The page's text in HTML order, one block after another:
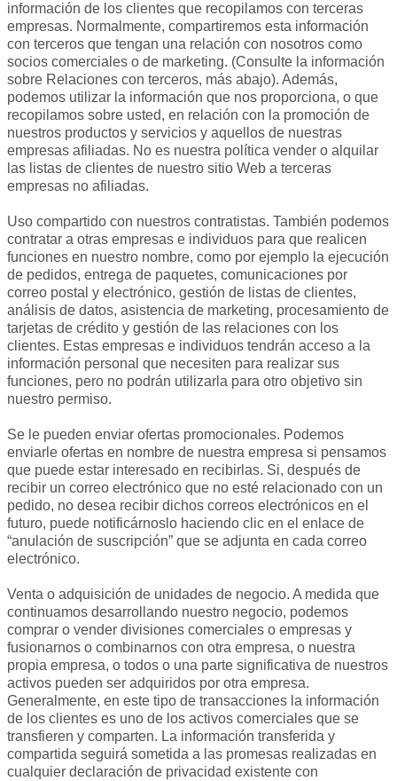
información de los clientes que recopilamos con terceras
empresas. Normalmente, compartiremos esta información
con terceros que tengan una relación con nosotros como
socios comerciales o de marketing. (Consulte la información
sobre Relaciones con terceros, más abajo). Además,
podemos utilizar la información que nos proporciona, o que
recopilamos sobre usted, en relación con la promoción de
nuestros productos y servicios y aquellos de nuestras
empresas afiliadas. No es nuestra política vender o alquilar
las listas de clientes de nuestro sitio Web a terceras
empresas no afiliadas.
Uso compartido con nuestros contratistas. También podemos
contratar a otras empresas e individuos para que realicen
funciones en nuestro nombre, como por ejemplo la ejecución
de pedidos, entrega de paquetes, comunicaciones por
correo postal y electrónico, gestión de listas de clientes,
análisis de datos, asistencia de marketing, procesamiento de
tarjetas de crédito y gestión de las relaciones con los
clientes. Estas empresas e individuos tendrán acceso a la
información personal que necesiten para realizar sus
funciones, pero no podrán utilizarla para otro objetivo sin
nuestro permiso.
Se le pueden enviar ofertas promocionales. Podemos
enviarle ofertas en nombre de nuestra empresa si pensamos
que puede estar interesado en recibirlas. Si, después de
recibir un correo electrónico que no esté relacionado con un
pedido, no desea recibir dichos correos electrónicos en el
futuro, puede notificárnoslo haciendo clic en el enlace de
“anulación de suscripción” que se adjunta en cada correo
electrónico.
Venta o adquisición de unidades de negocio. A medida que
continuamos desarrollando nuestro negocio, podemos
comprar o vender divisiones comerciales o empresas y
fusionarnos o combinarnos con otra empresa, o nuestra
propia empresa, o todos o una parte significativa de nuestros
activos pueden ser adquiridos por otra empresa.
Generalmente, en este tipo de transacciones la información
de los clientes es uno de los activos comerciales que se
transfieren y comparten. La información transferida y
compartida seguirá sometida a las promesas realizadas en
cualquier declaración de privacidad existente con